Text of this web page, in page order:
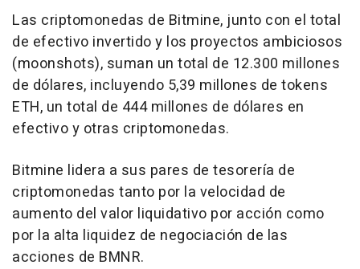
Las criptomonedas de Bitmine, junto con el total
de efectivo invertido y los proyectos ambiciosos
(moonshots), suman un total de 12.300 millones
de dólares, incluyendo 5,39 millones de tokens
ETH, un total de 444 millones de dólares en
efectivo y otras criptomonedas.
Bitmine lidera a sus pares de tesorería de
criptomonedas tanto por la velocidad de
aumento del valor liquidativo por acción como
por la alta liquidez de negociación de las
acciones de BMNR.